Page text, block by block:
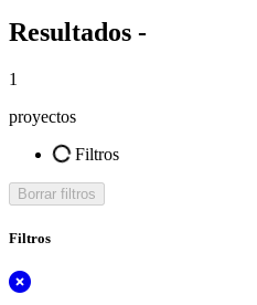
Resultados -
1
proyectos
Filtros
Borrar filtros
Filtros